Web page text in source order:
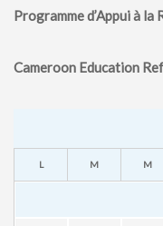
Programme d’Appui à la
Cameroon Education
L M M